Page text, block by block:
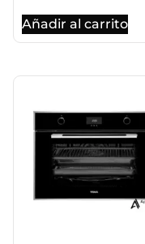
Añadir al carrito